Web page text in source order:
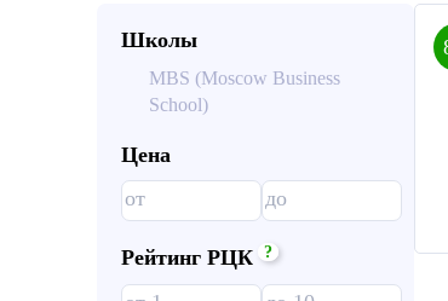
Школы
MBS (Moscow Business
School)
Цена
Рейтинг РЦК ?